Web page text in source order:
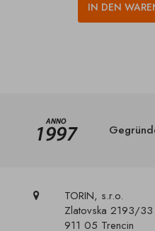
IN DEN
TORIN, s.r.o.
Zlatovska 2193/33
911 05 Trencin